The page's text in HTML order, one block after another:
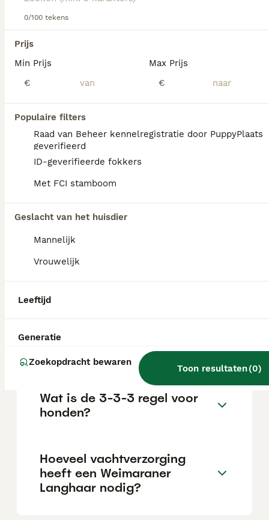
0/100 tekens
Prijs
Min Prijs
€
Max Prijs
€
Populaire filters
Raad van Beheer kennelregistratie door PuppyPlaats
geverifieerd
ID-geverifieerde fokkers
Met FCI stamboom
Geslacht van het huisdier
Mannelijk
Vrouwelijk
Leeftijd
Generatie
Zoekopdracht bewaren
Toon resultaten(0)
dit hondenras.
We hebben 0 Weimaraner Langhaar Honden
Als je toekomstige resultaten wil zien voor deze
exacte zoekopdracht, sla dan je zoekopdracht op en
FAQ's
Weimaraner langhaar?
De Weimarse Staande Hond Langhaar is
zelfbewust en rustig van aard. Het is een
veelzijdige jachthond met veel passie en
Is een Weimaraner een
Wat is de 3-3-3 regel voor
honden?
Hoeveel vachtverzorging
heeft een Weimaraner
Langhaar nodig?